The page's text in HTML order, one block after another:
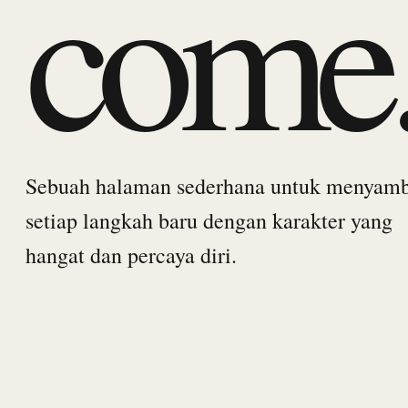
Sebuah halaman sederhana untuk
setiap langkah baru dengan karakter yang
hangat dan percaya diri.